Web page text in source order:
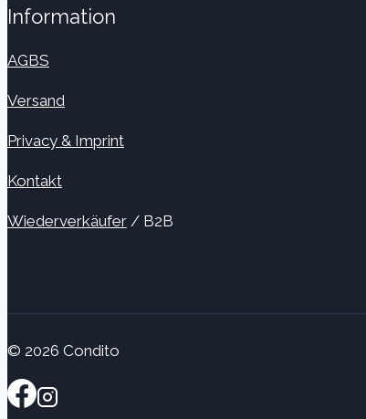
Information
AGBS
Versand
Privacy & Imprint
Kontakt
Wiederverkäufer / B2B
© 2026 Condito